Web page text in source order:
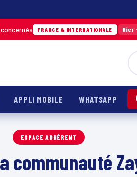
FRANCE & INTERNATIONALE Hier ·
APPLI MOBILE WHATSAPP
ESPACE ADHÉRENT
communauté